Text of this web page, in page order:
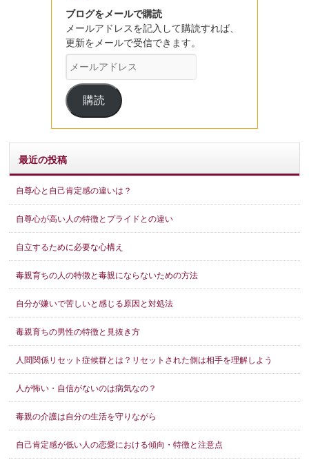
ブログをメールで購読
メールアドレスを記入して購読すれば、
更新をメールで受信できます。
メ
ー
ル
ア
ド
レ
ス
購読
最近の投稿
自尊心と自己肯定感の違いは？
自尊心が高い人の特徴とプライドとの違い
自立するために必要な心構え
毒親育ちの人の特徴と毒親にならないための方法
自分が嫌いで苦しいと感じる原因と対処法
毒親育ちの男性の特徴と見抜き方
人間関係リセット症候群とは？リセットされた側は相手を理解しよう
人が怖い・自信がないのは病気なの？
毒親の介護は自分の生活を守りながら
自己肯定感が低い人の恋愛における傾向・特徴と注意点